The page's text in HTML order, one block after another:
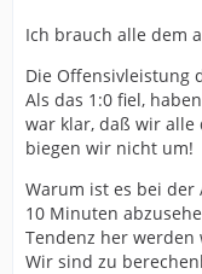
Ich brauch alle dem
Die Offensivleistung
Als das 1:0 fiel,
war klar, daß wir alle
biegen wir nicht um!
Warum ist es bei
10 Minuten
Tendenz her werden
Wir sind zu